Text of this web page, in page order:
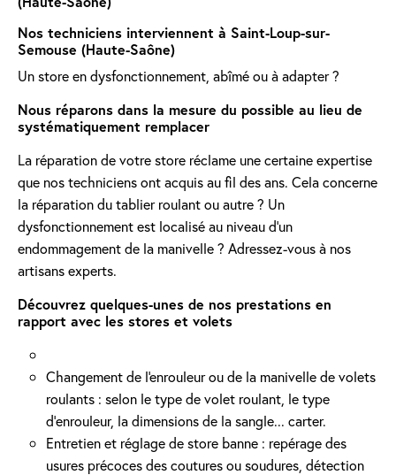
Nos techniciens interviennent à Saint-Loup-sur-
Semouse (Haute-Saône)
Un store en dysfonctionnement, abîmé ou à adapter ?
Nous réparons dans la mesure du possible au lieu de
systématiquement remplacer
La réparation de votre store réclame une certaine expertise
que nos techniciens ont acquis au fil des ans. Cela concerne
la réparation du tablier roulant ou autre ? Un
dysfonctionnement est localisé au niveau d'un
endommagement de la manivelle ? Adressez-vous à nos
artisans experts.
Découvrez quelques-unes de nos prestations en
rapport avec les stores et volets
Changement de l'enrouleur ou de la manivelle de volets
roulants : selon le type de volet roulant, le type
d’enrouleur, la dimensions de la sangle... carter.
Entretien et réglage de store banne : repérage des
usures précoces des coutures ou soudures, détection